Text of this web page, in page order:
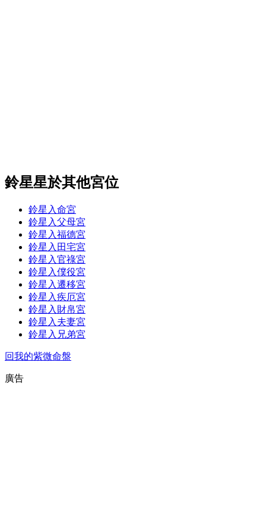
鈴星星於其他宮位
鈴星入命宮
鈴星入父母宮
鈴星入福德宮
鈴星入田宅宮
鈴星入官祿宮
鈴星入僕役宮
鈴星入遷移宮
鈴星入疾厄宮
鈴星入財帛宮
鈴星入夫妻宮
鈴星入兄弟宮
回我的紫微命盤
廣告